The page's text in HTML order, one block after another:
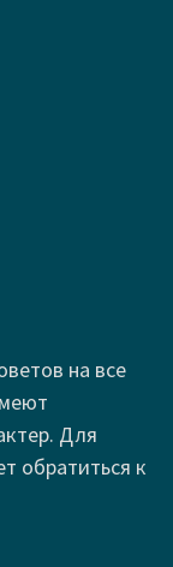
на все
Для
обратиться к